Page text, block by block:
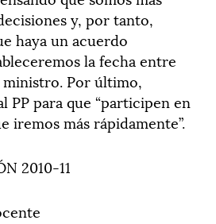
y, por tanto,
haya un acuerdo
la fecha entre
ministro. Por último,
PP para que “participen en
iremos más rápidamente”.
2010-11